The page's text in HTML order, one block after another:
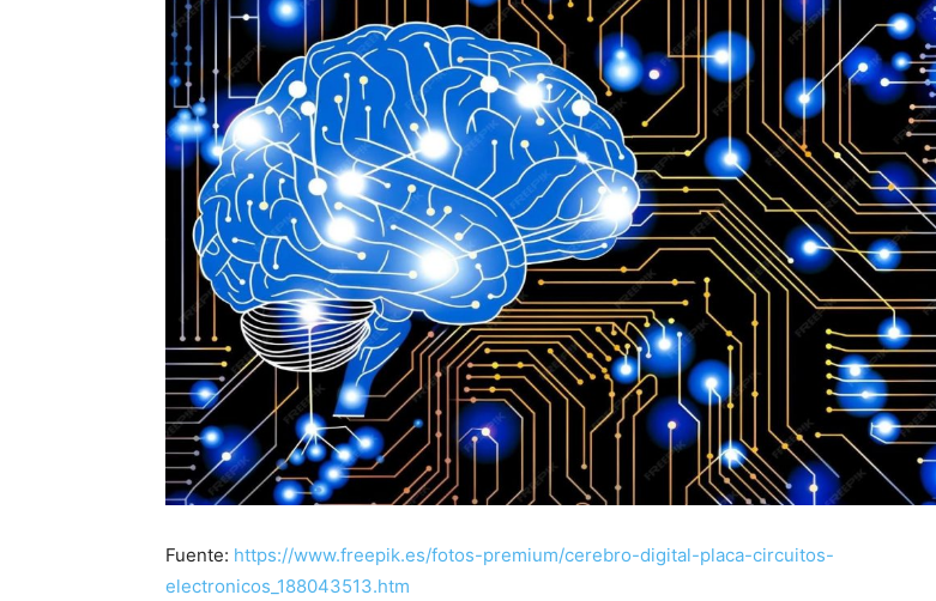
Fuente: https://www.freepik.es/fotos-premium/cerebro-digital-placa-circuitos-
electronicos_188043513.htm